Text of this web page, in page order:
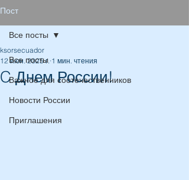
Пост
Все посты
Важное для соотечественников
Новости России
Приглашения
Все посты
C Днем России!
ksorsecuador
12 июн. 2025 г. 1 мин. чтения